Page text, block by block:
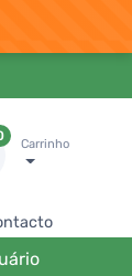
Carrinho